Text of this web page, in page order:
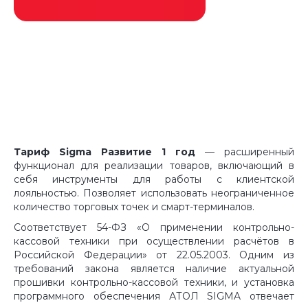
Тариф Sigma Развитие 1 год — расширенный
функционал для реализации товаров, включающий в
себя инструменты для работы с клиентской
лояльностью. Позволяет использовать неограниченное
количество торговых точек и смарт-терминалов.
Соответствует 54-ФЗ «О применении контрольно-
кассовой техники при осуществлении расчётов в
Российской Федерации» от 22.05.2003. Одним из
требований закона является наличие актуальной
прошивки контрольно-кассовой техники, и установка
программного обеспечения АТОЛ SIGMA отвечает